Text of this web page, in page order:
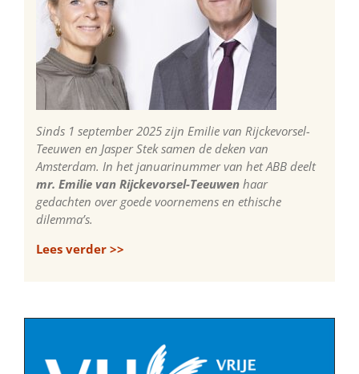
Sinds 1 september 2025 zijn Emilie van Rijckevorsel-
Teeuwen en Jasper Stek samen de deken van
Amsterdam. In het januarinummer van het ABB deelt
mr. Emilie van Rijckevorsel-Teeuwen haar
gedachten over goede voornemens en ethische
dilemma’s.
Lees verder >>